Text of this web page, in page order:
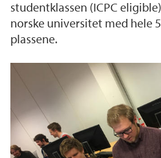
studentklassen (ICPC
norske universitet med hele
plassene.